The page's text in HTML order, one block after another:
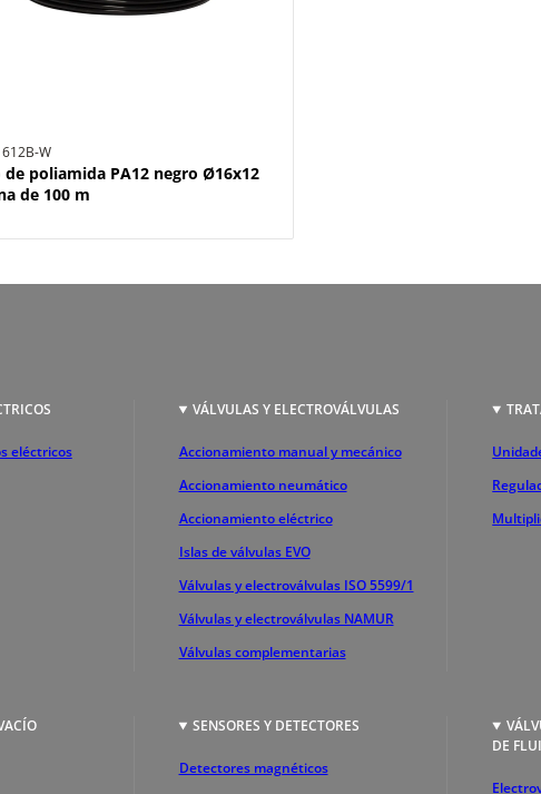
W
de poliamida PA12 negro Ø16x12
de 100 m
eléctricos
VÁLVULAS Y ELECTROVÁLVULAS
Accionamiento manual y mecánico
Accionamiento neumático
Accionamiento eléctrico
Islas de válvulas EVO
Válvulas y electroválvulas ISO 5599/1
Válvulas y electroválvulas NAMUR
Válvulas complementarias
SENSORES Y DETECTORES
Detectores magnéticos
DE